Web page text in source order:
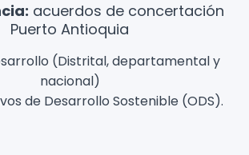
acuerdos de concertación
Puerto Antioquia
(Distrital, departamental y
nacional)
de Desarrollo Sostenible (ODS).